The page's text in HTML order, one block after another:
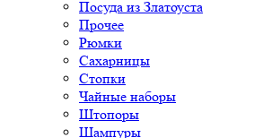
Посуда из Златоуста
Прочее
Рюмки
Сахарницы
Стопки
Чайные наборы
Штопоры
Шампуры